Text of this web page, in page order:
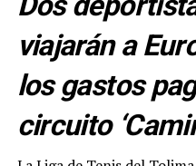
viajarán a
los gastos
circuito